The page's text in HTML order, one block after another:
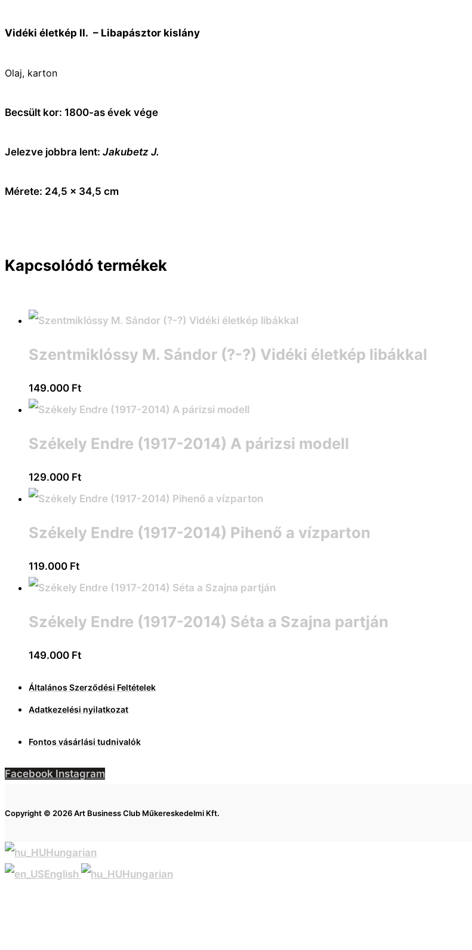
Vidéki életkép II. – Libapásztor kislány
Olaj, karton
Becsült kor: 1800-as évek vége
Jelezve jobbra lent: Jakubetz J.
Mérete: 24,5 x 34,5 cm
Kapcsolódó termékek
Szentmiklóssy M. Sándor (?-?) Vidéki életkép libákkal
149.000 Ft
Székely Endre (1917-2014) A párizsi modell
129.000 Ft
Székely Endre (1917-2014) Pihenő a vízparton
119.000 Ft
Székely Endre (1917-2014) Séta a Szajna partján
149.000 Ft
Általános Szerződési Feltételek
Adatkezelési nyilatkozat
Fontos vásárlási tudnivalók
Facebook Instagram
Copyright © 2026 Art Business Club Műkereskedelmi Kft.
Hungarian
English
Hungarian